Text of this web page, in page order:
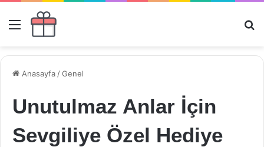
Menü
Anasayfa /Genel
Unutulmaz Anlar İçin
Sevgiliye Özel Hediye